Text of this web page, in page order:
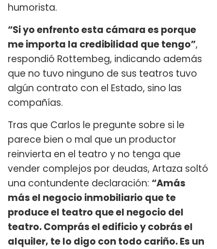
humorista.
“Si yo enfrento esta cámara es porque
me importa la credibilidad que tengo”,
respondió Rottembeg, indicando además
que no tuvo ninguno de sus teatros tuvo
algún contrato con el Estado, sino las
compañías.
Tras que Carlos le pregunte sobre si le
parece bien o mal que un productor
reinvierta en el teatro y no tenga que
vender complejos por deudas, Artaza soltó
una contundente declaración: “Amás
más el negocio inmobiliario que te
produce el teatro que el negocio del
teatro. Comprás el edificio y cobrás el
alquiler, te lo digo con todo cariño. Es un